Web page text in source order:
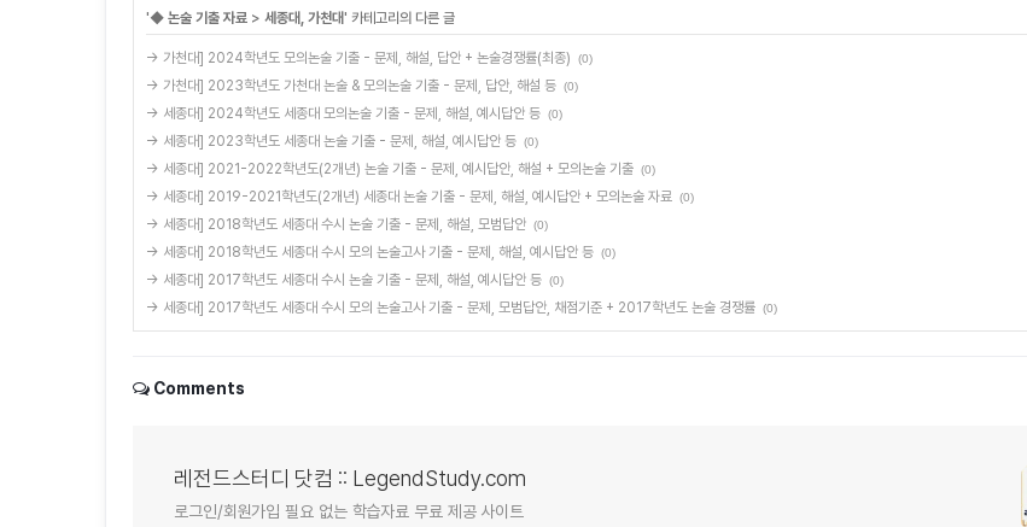
'◆ 논술 기출 자료 > 세종대, 가천대' 카테고리의 다른 글
→ 가천대] 2024학년도 모의논술 기출 - 문제, 해설, 답안 + 논술경쟁률(최종) (0)
→ 가천대] 2023학년도 가천대 논술 & 모의논술 기출 - 문제, 답안, 해설 등 (0)
→ 세종대] 2024학년도 세종대 모의논술 기출 - 문제, 해설, 예시답안 등 (0)
→ 세종대] 2023학년도 세종대 논술 기출 - 문제, 해설, 예시답안 등 (0)
→ 세종대] 2021-2022학년도(2개년) 논술 기출 - 문제, 예시답안, 해설 + 모의논술 기출 (0)
→ 세종대] 2019-2021학년도(2개년) 세종대 논술 기출 - 문제, 해설, 예시답안 + 모의논술 자료 (0)
→ 세종대] 2018학년도 세종대 수시 논술 기출 - 문제, 해설, 모범답안 (0)
→ 세종대] 2018학년도 세종대 수시 모의 논술고사 기출 - 문제, 해설, 예시답안 등 (0)
→ 세종대] 2017학년도 세종대 수시 논술 기출 - 문제, 해설, 예시답안 등 (0)
→ 세종대] 2017학년도 세종대 수시 모의 논술고사 기출 - 문제, 모범답안, 채점기준 + 2017학년도 논술 경쟁률 (0)
Comments
레전드스터디 닷컴 :: LegendStudy.com
로그인/회원가입 필요 없는 학습자료 무료 제공 사이트